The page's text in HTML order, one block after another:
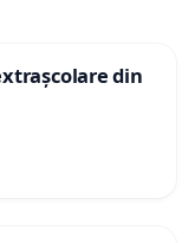
din